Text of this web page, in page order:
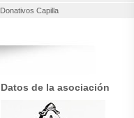
Donativos Capilla
Datos de la asociación